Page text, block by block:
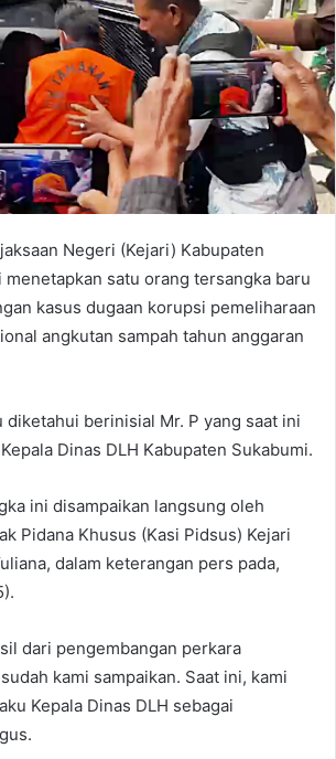
Negeri (Kejari) Kabupaten
menetapkan satu orang tersangka baru
kasus dugaan korupsi pemeliharaan
angkutan sampah tahun anggaran
diketahui berinisial Mr. P yang saat ini
Dinas DLH Kabupaten Sukabumi.
ini disampaikan langsung oleh
Pidana Khusus (Kasi Pidsus) Kejari
dalam keterangan pers pada,
dari pengembangan perkara
kami sampaikan. Saat ini, kami
Kepala Dinas DLH sebagai